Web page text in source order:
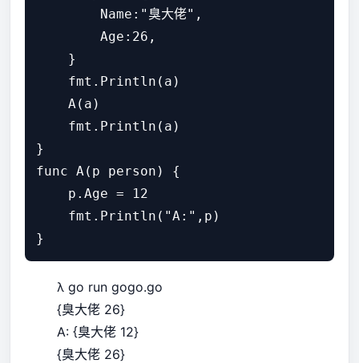
        Name:"臭大佬",
        Age:26,
    }
    fmt.Println(a)
    A(a)
    fmt.Println(a)
}
func A(p person) {
    p.Age = 12
    fmt.Println("A:",p)
λ go run gogo.go
{臭大佬 26}
A: {臭大佬 12}
{臭大佬 26}